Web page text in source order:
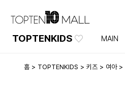
TOPTENKIDS MAIN
홈 TOPTENKIDS 키즈 여아